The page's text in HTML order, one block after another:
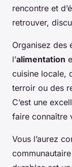
rencontre et
retrouver,
Organisez des
l’alimentation
cuisine locale,
terroir ou des
C’est une
faire connaître
Vous l’aurez